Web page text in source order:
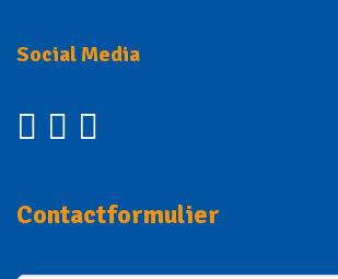
Social Media
Contactformulier